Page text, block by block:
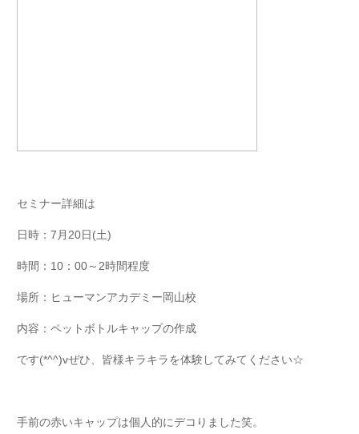
セミナー詳細は
日時：7月20日(土)
時間：10：00～2時間程度
場所：ヒューマンアカデミー岡山校
内容：ペットボトルキャップの作成
です(*^^)vぜひ、皆様キラキラを体験してみてください☆
手前の赤いキャップは個人的にデコりました笑。